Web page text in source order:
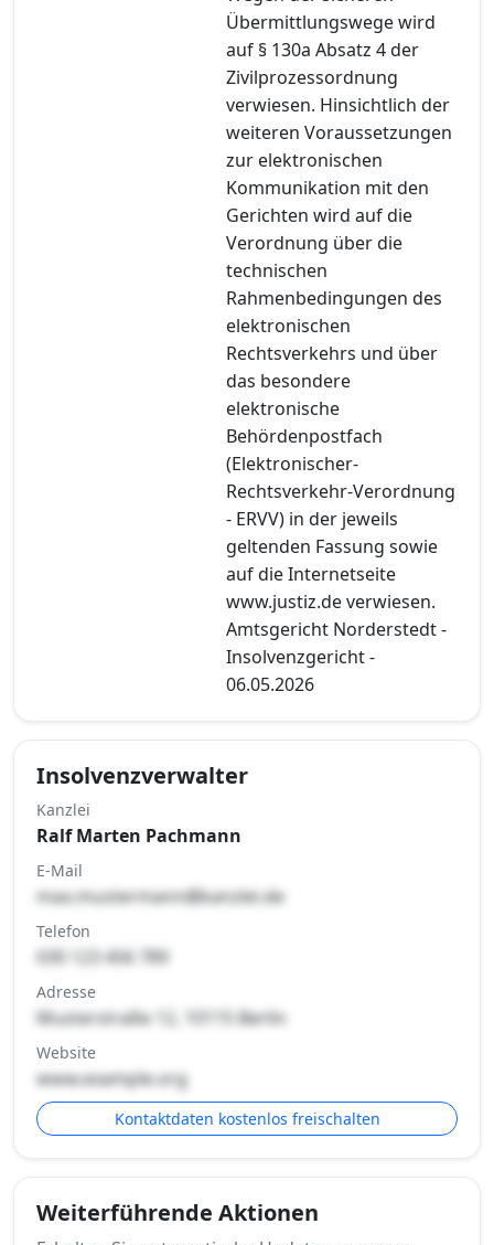
Übermittlungswege wird
auf § 130a Absatz 4 der
Zivilprozessordnung
verwiesen. Hinsichtlich der
weiteren Voraussetzungen
zur elektronischen
Kommunikation mit den
Gerichten wird auf die
Verordnung über die
technischen
Rahmenbedingungen des
elektronischen
Rechtsverkehrs und über
das besondere
elektronische
Behördenpostfach
(Elektronischer-
Rechtsverkehr-Verordnung
- ERVV) in der jeweils
geltenden Fassung sowie
auf die Internetseite
www.justiz.de verwiesen.
Amtsgericht Norderstedt -
Insolvenzgericht -
06.05.2026
Insolvenzverwalter
Kanzlei
Ralf Marten Pachmann
E-Mail
max.mustermann@kanzlei.de
Telefon
030 123 456 789
Adresse
Musterstraße 12, 10115 Berlin
Website
www.example.org
Kontaktdaten kostenlos freischalten
Weiterführende Aktionen